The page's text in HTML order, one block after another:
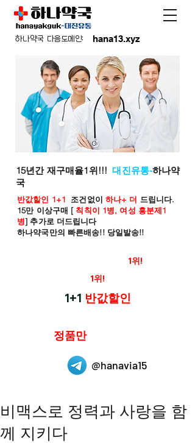
hana13.xyz
하나약국 다음도메인:
15년간 재구매율1위!!!대진유통-하나약
국
반값할인 1+1 조건없이 하나+ 더 드립니다.
15만 이상구매 [ 칙칙이 1병, 여성 흥분제1
병] 추가로 더드립니다
하나약국만의 빠른배송!! 당일발송!!
1위!
1위!
1+1 반값할인
정품만
@hanavia15
비맥스로 정력과 사랑을 함
께 지키다